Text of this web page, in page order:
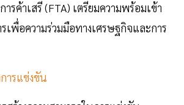
ารค้าเสรี (FTA) เตรียมความพร้อมเข้า
เพื่อความร่วมมือทางเศรษฐกิจและการ
ารแข่งขัน